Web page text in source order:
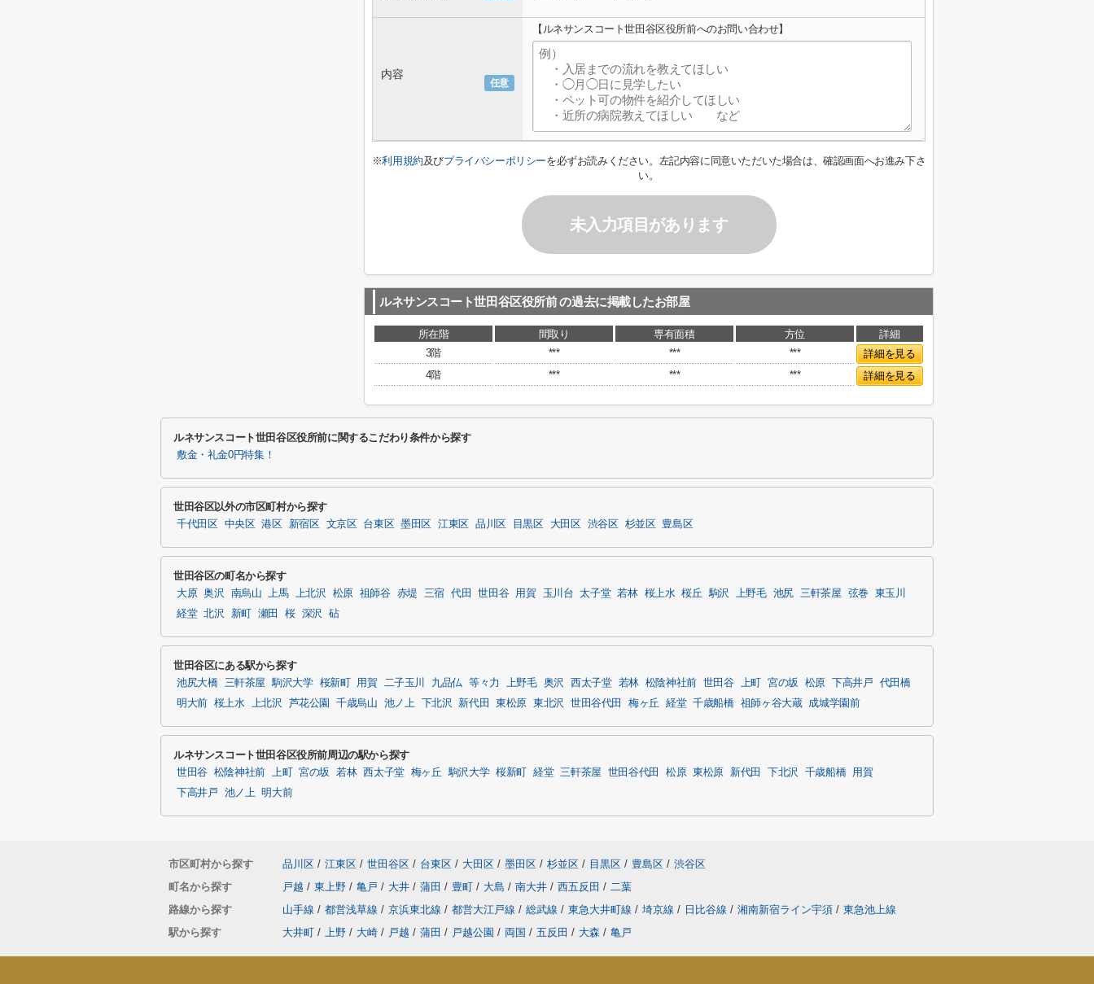
任意
内容
【ルネサンスコート世田谷区役所前へのお問い合わせ】
※利用規約及びプライバシーポリシーを必ずお読みください。左記内容に同意いただいた場合は、確認画面へお進み下さ
い。
未入力項目があります
ルネサンスコート世田谷区役所前 の過去に掲載したお部屋
所在階 間取り 専有面積 方位
詳細
3階
*** *** ***
詳細を見る
4階
*** *** *** 詳細を見る
ルネサンスコート世田谷区役所前に関するこだわり条件から探す
敷金・礼金0円特集！
世田谷区以外の市区町村から探す
千代田区 中央区 港区 新宿区 文京区 台東区 墨田区 江東区 品川区 目黒区 大田区 渋谷区 杉並区 豊島区
世田谷区の町名から探す
大原 奥沢 南烏山 上馬 上北沢 松原 祖師谷 赤堤 三宿 代田 世田谷 用賀 玉川台 太子堂 若林 桜上水 桜丘 駒沢 上野毛 池尻 三軒茶屋 弦巻 東玉川
経堂 北沢 新町 瀬田 桜 深沢 砧
世田谷区にある駅から探す
池尻大橋 三軒茶屋 駒沢大学 桜新町 用賀 二子玉川 九品仏 等々力 上野毛 奥沢 西太子堂 若林 松陰神社前 世田谷 上町 宮の坂 松原 下高井戸
代田橋
明大前 桜上水 上北沢 芦花公園 千歳烏山 池ノ上 下北沢 新代田 東松原 東北沢 世田谷代田 梅ヶ丘 経堂 千歳船橋 祖師ヶ谷大蔵 成城学園前
ルネサンスコート世田谷区役所前周辺の駅から探す
世田谷 松陰神社前 上町 宮の坂 若林 西太子堂 梅ヶ丘 駒沢大学 桜新町 経堂 三軒茶屋 世田谷代田 松原 東松原 新代田 下北沢 千歳船橋
用賀
下高井戸
池ノ上 明大前
市区町村から探す 品川区 / 江東区 / 世田谷区 / 台東区 / 大田区 / 墨田区 / 杉並区 / 目黒区 / 豊島区 / 渋谷区
町名から探す
戸越 / 東上野 / 亀戸 / 大井 / 蒲田 / 豊町 / 大島 / 南大井 / 西五反田 / 二葉
路線から探す
山手線 / 都営浅草線 / 京浜東北線 / 都営大江戸線 / 総武線 / 東急大井町線 / 埼京線 / 日比谷線 / 湘南新宿ライン宇須 / 東急池上線
駅から探す
大井町 / 上野 / 大崎 / 戸越 / 蒲田 / 戸越公園 / 両国 / 五反田 / 大森 / 亀戸